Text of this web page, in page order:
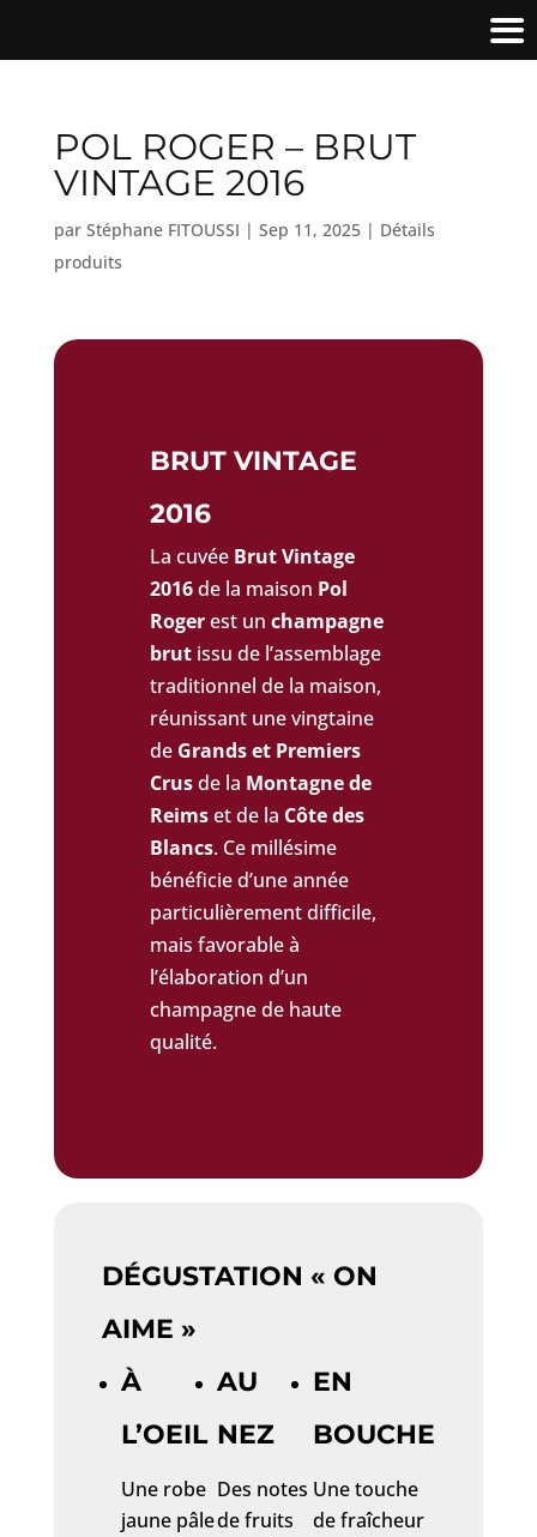
POL ROGER – BRUT
VINTAGE 2016
par Stéphane FITOUSSI | Sep 11, 2025| Détails
produits
BRUT VINTAGE
2016
La cuvée Brut Vintage
2016de la maison Pol
Rogerest un champagne
brutissu de l’assemblage
traditionnel de la maison,
réunissant une vingtaine
deGrands et Premiers
Crusde la Montagne de
Reimset de la Côte des
Blancs. Ce millésime
bénéficie d’une année
particulièrement difficile,
mais favorable à
l’élaboration d’un
champagne de haute
qualité.
DÉGUSTATION « ON
AIME »
À
L’OEIL
Une robe
jaune pâle
AU
NEZ
Des notes
de fruits
EN
BOUCHE
Une touche
de fraîcheur